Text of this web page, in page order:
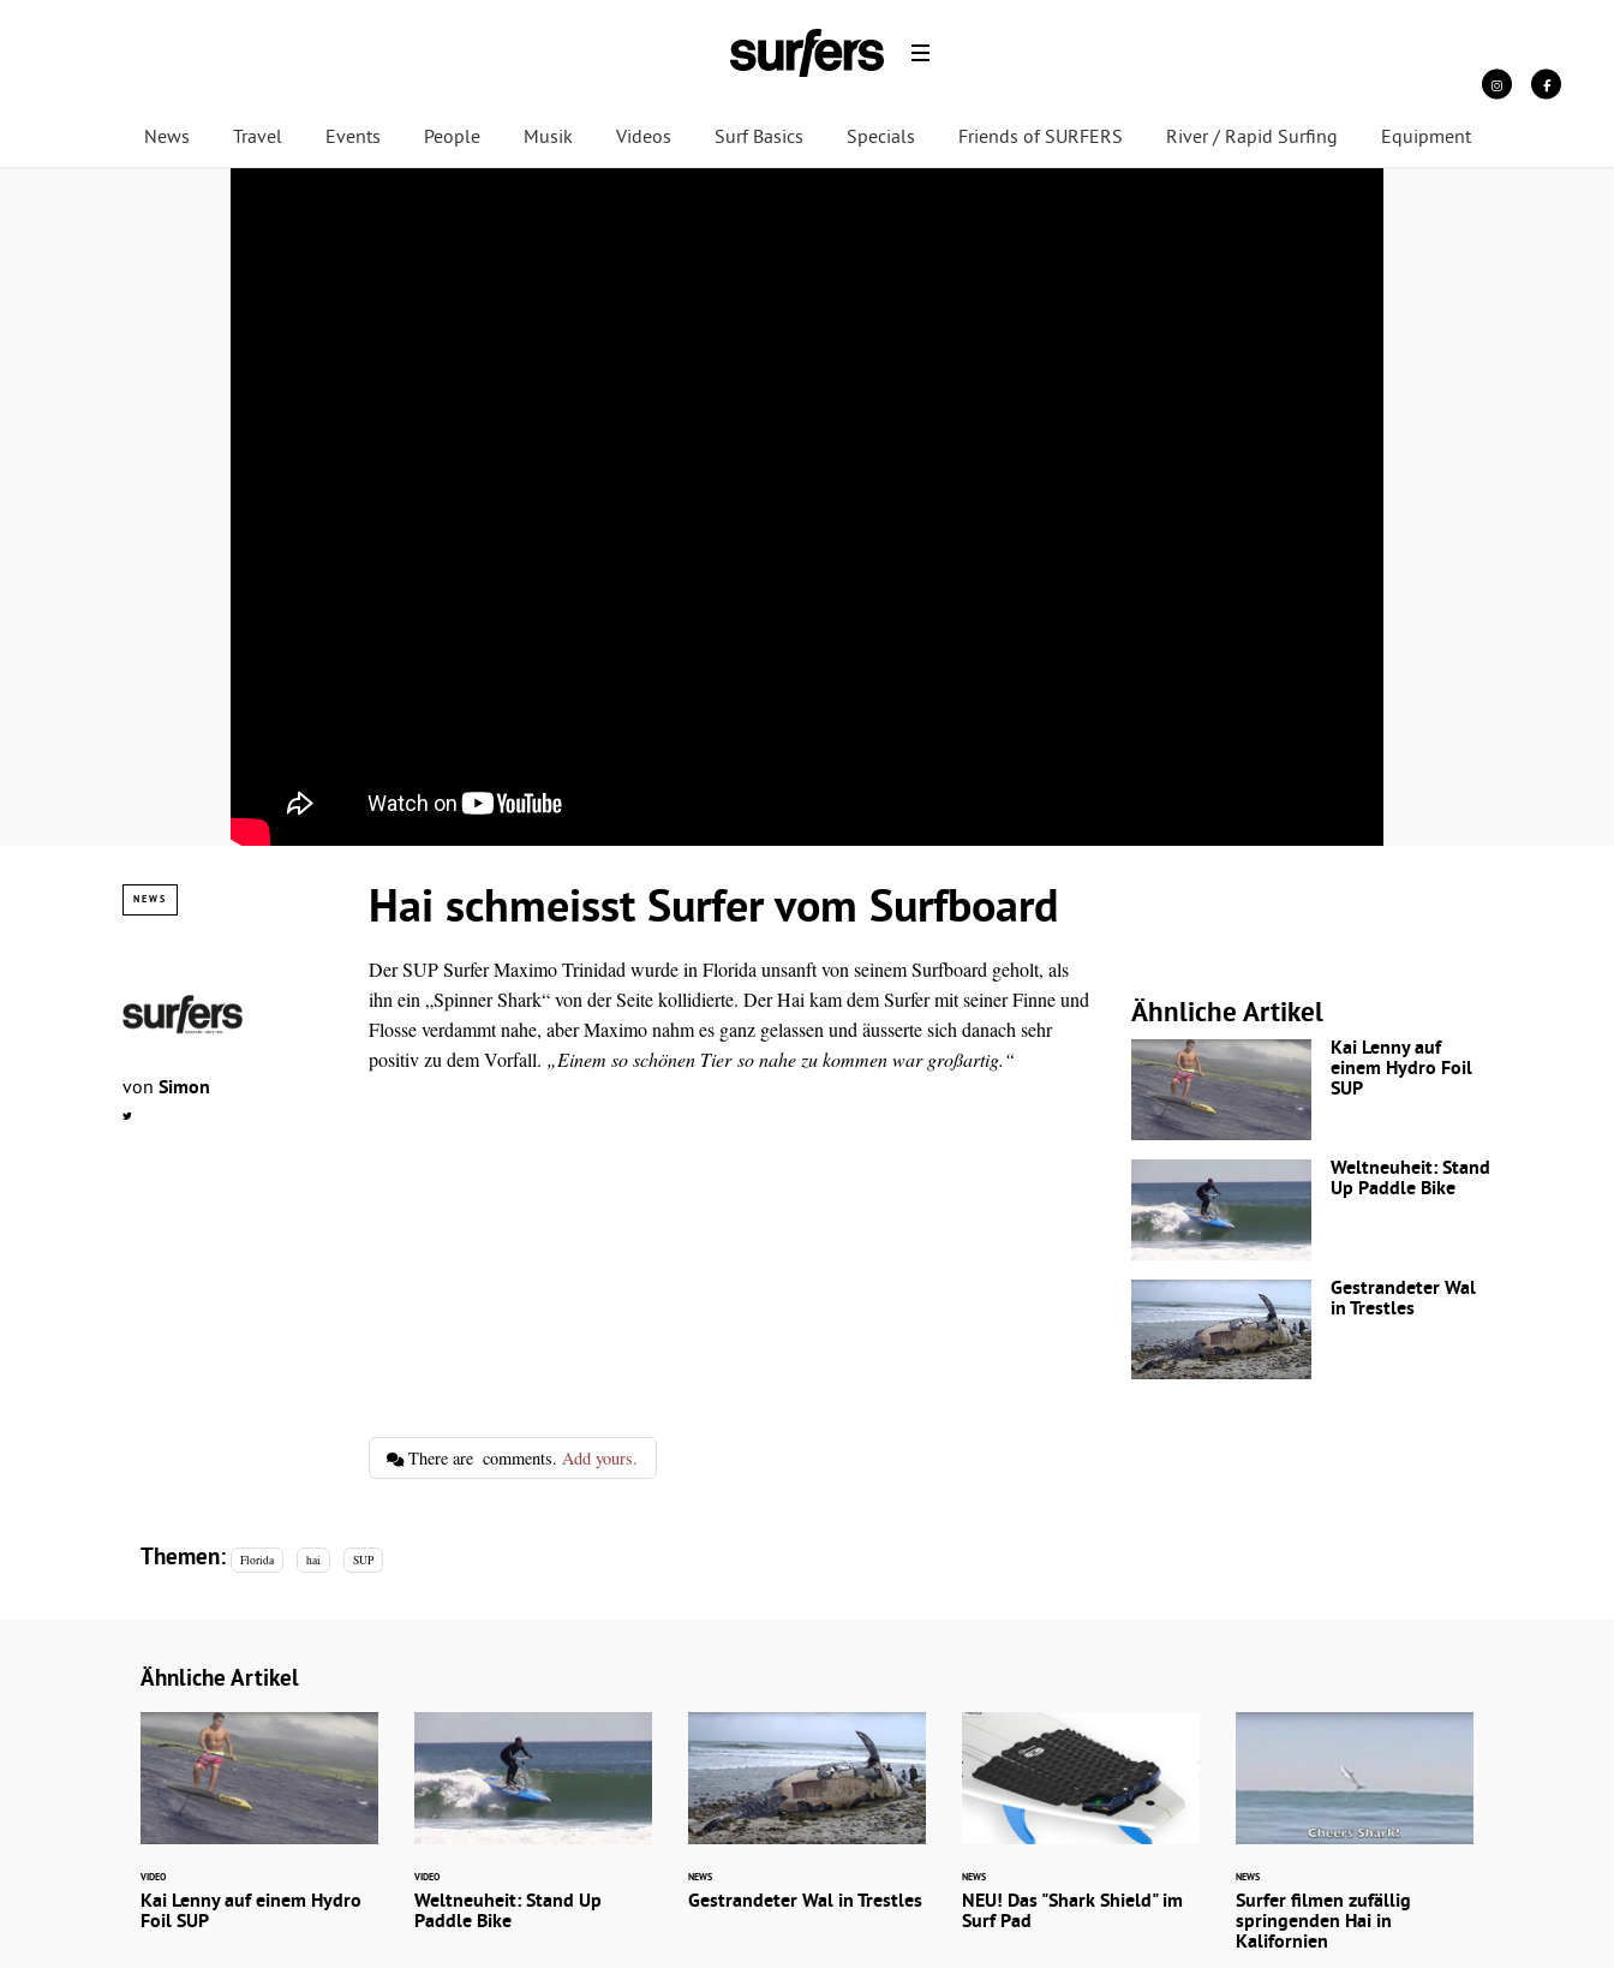
News Travel Events People Musik Videos Surf Basics Specials Friends of SURFERS River / Rapid Surfing Equipment
NEWS Hai schmeisst Surfer vom Surfboard
von Simon
Der SUP Surfer Maximo Trinidad wurde in Florida unsanft von seinemSurfboard geholt, als
ihn ein „Spinner Shark“ von der Seite kollidierte. Der Hai kam dem Surfer mit seiner Finne und
Flosse verdammt nahe, aber Maximo nahm es ganz gelassen und äusserte sich danach sehr
positiv zu dem Vorfall. „Einem so schönen Tier so nahe zu kommen war großartig.“
Ähnliche Artikel
Kai Lenny auf
einem Hydro Foil
SUP
Weltneuheit: Stand
Up Paddle Bike
Gestrandeter Wal
in Trestles
There are comments. Add yours.
Themen: Florida hai SUP
Ähnliche Artikel
VIDEO
Kai Lenny auf einem Hydro
Foil SUP
VIDEO
Weltneuheit: Stand Up
Paddle Bike
NEWS
Gestrandeter Wal in Trestles
NEWS
NEU! Das "Shark Shield" im
Surf Pad
NEWS
Surfer filmen zufällig
springenden Hai in
Kalifornien